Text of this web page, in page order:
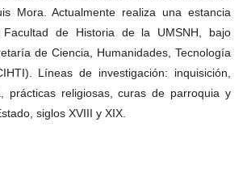
Mora. Actualmente realiza una estancia
de Historia de la UMSNH, bajo
de Ciencia, Humanidades, Tecnología
Líneas de investigación: inquisición,
prácticas religiosas, curas de parroquia y
siglos XVIII y XIX.